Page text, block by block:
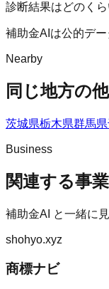
診断結果はどのく
補助金AIは公的デ
Nearby
同じ地方の
茨城県栃木県群馬県
Business
関連する事業
補助金AI と一緒に
shohyo.xyz
商標ナビ